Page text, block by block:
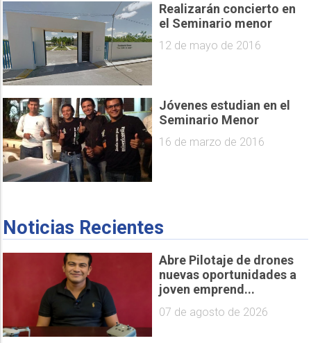
Realizarán concierto en
el Seminario menor
12 de mayo de 2016
Jóvenes estudian en el
Seminario Menor
16 de marzo de 2016
Noticias Recientes
Abre Pilotaje de drones
nuevas oportunidades a
joven emprend...
07 de agosto de 2026